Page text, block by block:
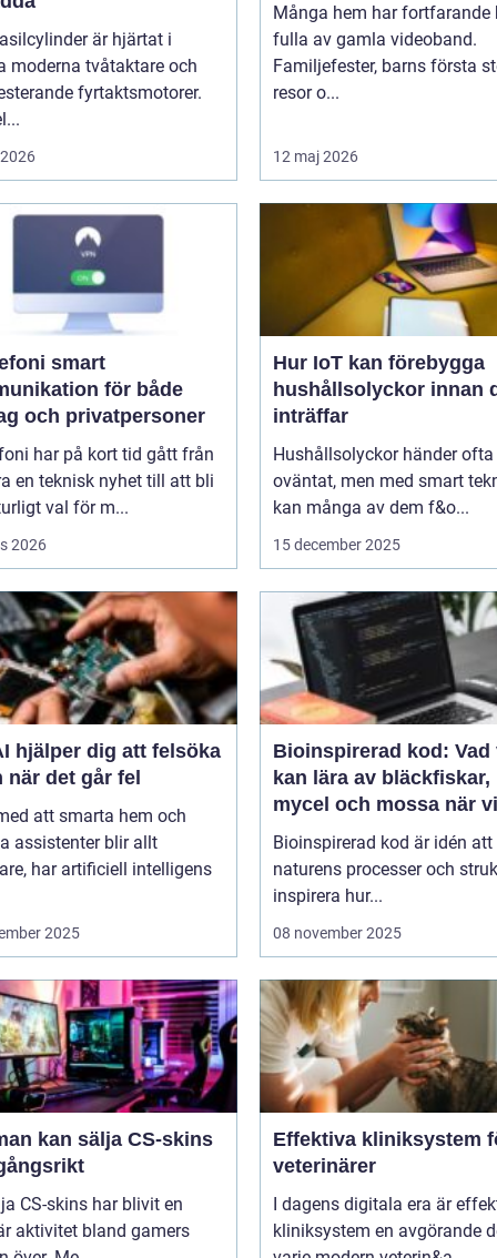
är hjärtat i
moderna tvåtaktare och
fyrtaktsmotorer.
Många hem har fortfarande
fulla av gamla videoband.
Familjefester, barns första
resor o...
12 maj 2026
smart
för både
och privatpersoner
har på kort tid gått från
en teknisk nyhet till att bli
val för m...
2026
Hur IoT kan förebygga
hushållsolyckor innan
inträffar
Hushållsolyckor händer ofta
oväntat, men med smart
kan många av dem f&o...
15 december 2025
hjälper dig att felsöka
när det går fel
att smarta hem och
assistenter blir allt
har artificiell intelligens
2025
Bioinspirerad kod: Vad
kan lära av bläckfiskar,
mycel och mossa när vi
bygger nya system
Bioinspirerad kod är idén
naturens processer och
inspirera hur...
08 november 2025
kan sälja CS-skins
CS-skins har blivit en
aktivitet bland gamers
Effektiva kliniksystem
veterinärer
I dagens digitala era är
kliniksystem en avgörande